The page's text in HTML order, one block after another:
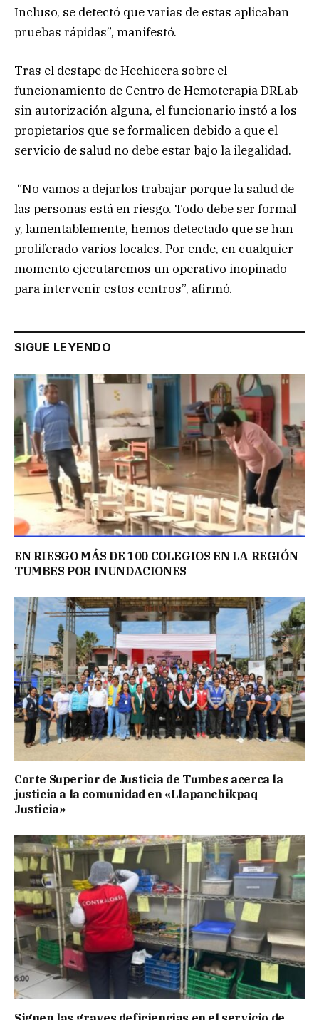
Incluso, se detectó que varias de estas aplicaban
pruebas rápidas”, manifestó.
Tras el destape de Hechicera sobre el
funcionamiento de Centro de Hemoterapia DRLab
sin autorización alguna, el funcionario instó a los
propietarios que se formalicen debido a que el
servicio de salud no debe estar bajo la ilegalidad.
“No vamos a dejarlos trabajar porque la salud de
las personas está en riesgo. Todo debe ser formal
y, lamentablemente, hemos detectado que se han
proliferado varios locales. Por ende, en cualquier
momento ejecutaremos un operativo inopinado
para intervenir estos centros”, afirmó.
SIGUE LEYENDO
EN RIESGO MÁS DE 100 COLEGIOS EN LA REGIÓN
TUMBES POR INUNDACIONES
Corte Superior de Justicia de Tumbes acerca la
justicia a la comunidad en «Llapanchikpaq
Justicia»